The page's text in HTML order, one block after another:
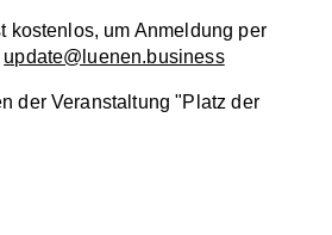
kostenlos, um Anmeldung per
update@luenen.business
der Veranstaltung "Platz der